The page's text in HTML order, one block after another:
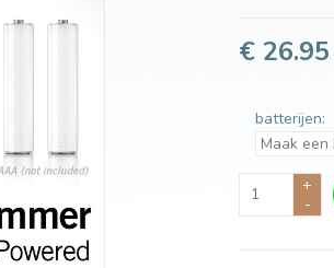
€ 26.95
batterijen:
+
-